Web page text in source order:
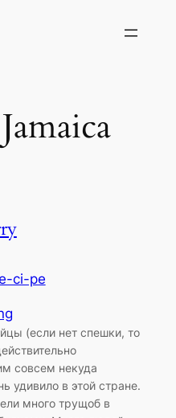
Jamaica
ci-pe
(если нет спешки, то
совсем некуда
удивило в этой стране.
много трущоб в